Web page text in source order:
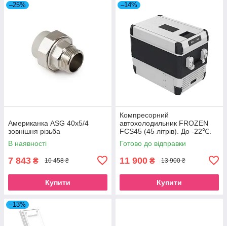
–25%
Американка ASG 40x5/4
зовнішня різьба
В наявності
7 843 ₴ 10 458 ₴
Купити
–14%
Компресорний
автохолодильник FROZEN
FCS45 (45 літрів). До -22℃.
Живлення 12, 24, 220 вольт
Готово до відправки
11 900 ₴ 13 900 ₴
Купити
–13%